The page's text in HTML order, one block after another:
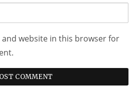
and website in this browser for